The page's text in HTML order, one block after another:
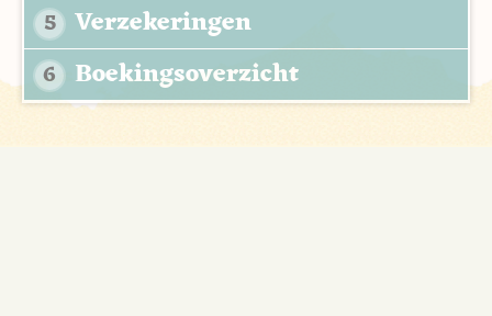
5 Verzekeringen
6 Boekingsoverzicht